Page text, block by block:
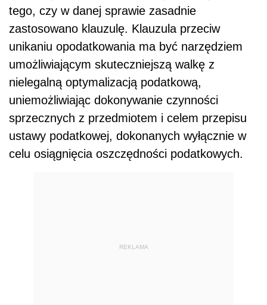
tego, czy w danej sprawie zasadnie
zastosowano klauzulę. Klauzula przeciw
unikaniu opodatkowania ma być narzędziem
umożliwiającym skuteczniejszą walkę z
nielegalną optymalizacją podatkową,
uniemożliwiając dokonywanie czynności
sprzecznych z przedmiotem i celem przepisu
ustawy podatkowej, dokonanych wyłącznie w
celu osiągnięcia oszczędności podatkowych.
REKLAMA